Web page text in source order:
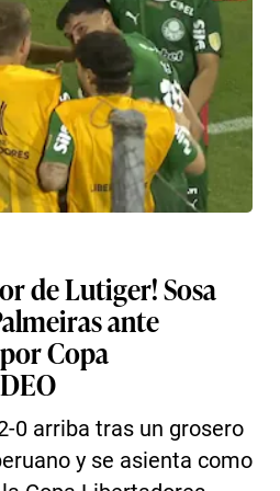
de Lutiger! Sosa
ante
Copa
0 arriba tras un grosero
y se asienta como